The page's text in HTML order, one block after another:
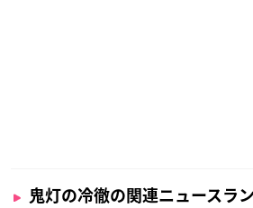
鬼灯の冷徹の関連ニュースラ